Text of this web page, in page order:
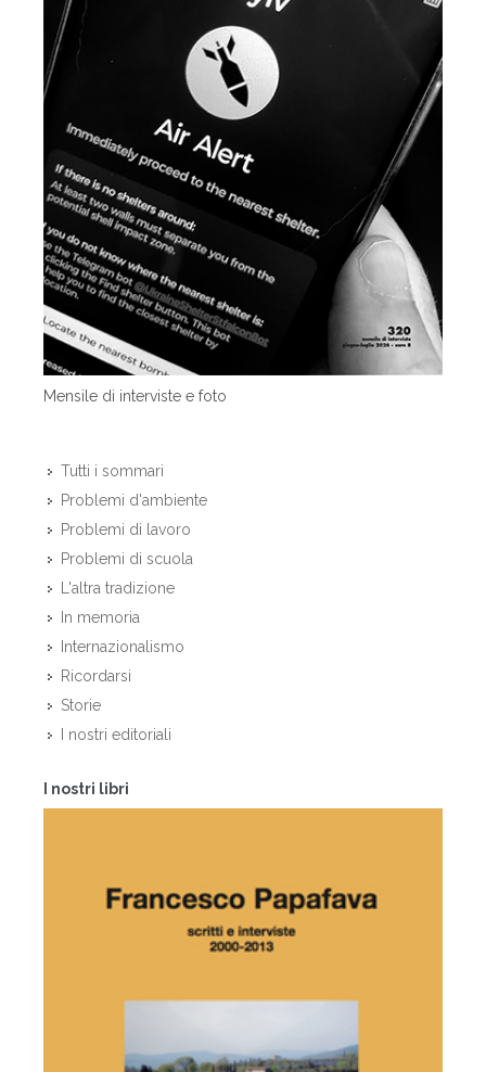
Mensile di interviste e foto
Tutti i sommari
Problemi d'ambiente
Problemi di lavoro
Problemi di scuola
L'altra tradizione
In memoria
Internazionalismo
Ricordarsi
Storie
I nostri editoriali
I nostri libri